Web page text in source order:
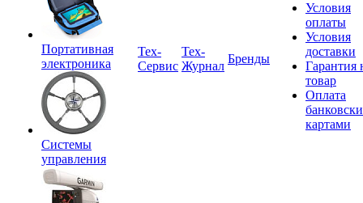
Портативная
электроника
Системы
управления
Tex-
Сервис
Тех-
Журнал
Бренды
Условия
оплаты
Условия
доставки
Гарантия
товар
Оплата
картами